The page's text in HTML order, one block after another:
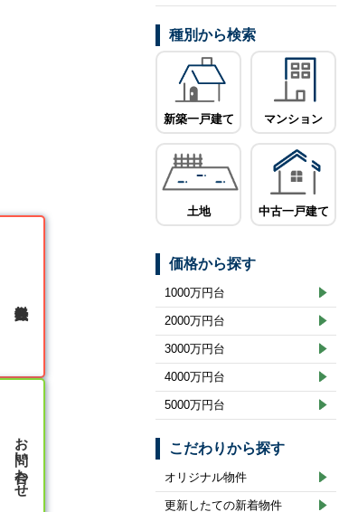
種別から検索
新築一戸建て マンション
土地 中古一戸建て
価格から探す
1000万円台
2000万円台
3000万円台
4000万円台
5000万円台
こだわりから探す
オリジナル物件
更新したての新着物件
お問い合わせ